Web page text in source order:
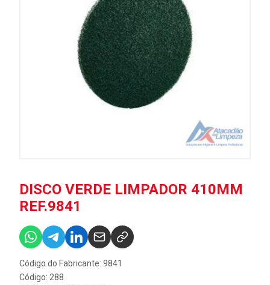
DISCO VERDE LIMPADOR 410MM
REF.9841
Código do Fabricante: 9841
Código: 288